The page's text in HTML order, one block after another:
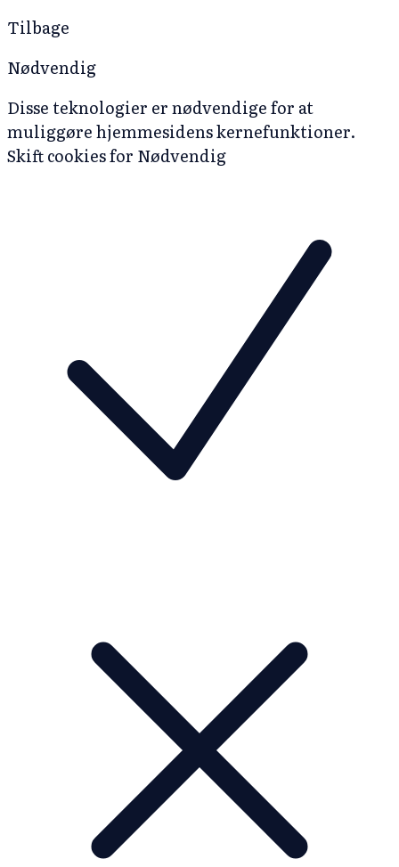
Tilbage
Nødvendig
Disse teknologier er nødvendige for at
muliggøre hjemmesidens kernefunktioner.
Skift cookies for Nødvendig